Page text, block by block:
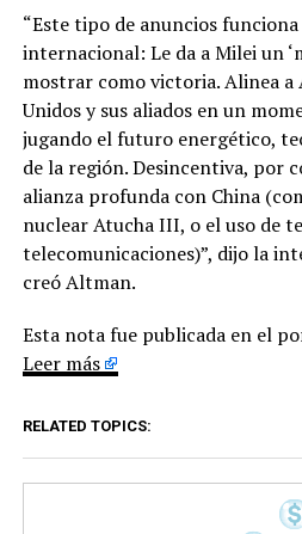
“Este tipo de anuncios
internacional: Le da a Milei un
mostrar como victoria. Alinea a
Unidos y sus aliados en un
jugando el futuro energético,
de la región. Desincentiva, por
alianza profunda con China
nuclear Atucha III, o el uso de
telecomunicaciones)”, dijo la
creó Altman.
Esta nota fue publicada en el
Leer más
RELATED TOPICS: